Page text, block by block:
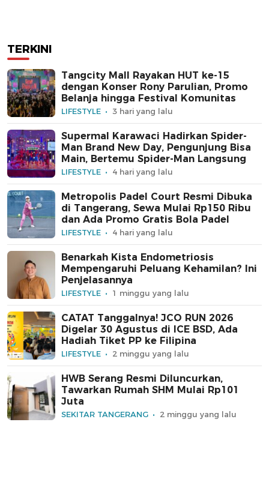
TERKINI
Tangcity Mall Rayakan HUT ke-15
dengan Konser Rony Parulian, Promo
Belanja hingga Festival Komunitas
LIFESTYLE 3 hari yang lalu
Supermal Karawaci Hadirkan Spider-
Man Brand New Day, Pengunjung Bisa
Main, Bertemu Spider-Man Langsung
LIFESTYLE 4 hari yang lalu
Metropolis Padel Court Resmi Dibuka
di Tangerang, Sewa Mulai Rp150 Ribu
dan Ada Promo Gratis Bola Padel
LIFESTYLE 4 hari yang lalu
Benarkah Kista Endometriosis
Mempengaruhi Peluang Kehamilan? Ini
Penjelasannya
LIFESTYLE 1 minggu yang lalu
CATAT Tanggalnya! JCO RUN 2026
Digelar 30 Agustus di ICE BSD, Ada
Hadiah Tiket PP ke Filipina
LIFESTYLE 2 minggu yang lalu
HWB Serang Resmi Diluncurkan,
Tawarkan Rumah SHM Mulai Rp101
Juta
SEKITAR TANGERANG 2 minggu yang lalu